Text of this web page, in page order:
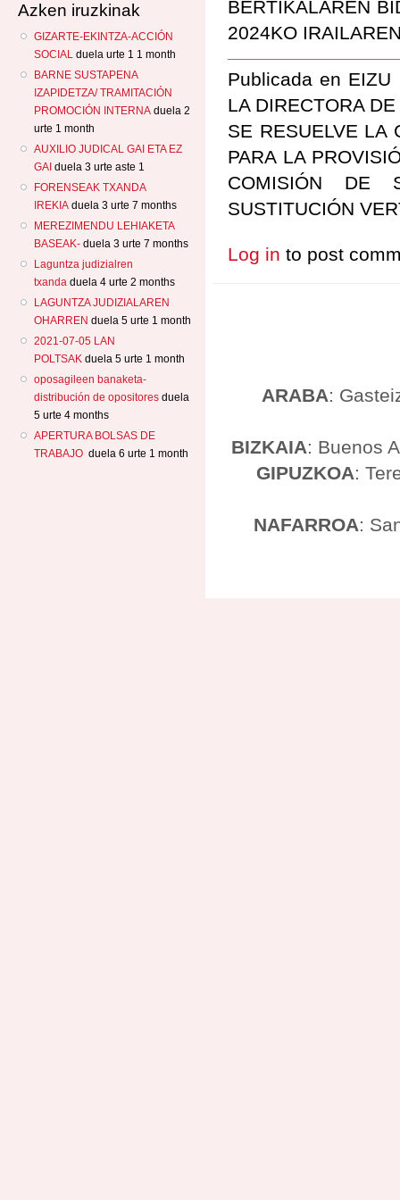
Azken iruzkinak
GIZARTE-EKINTZA-ACCIÓN
SOCIAL duela urte 1 1 month
BARNE SUSTAPENA
IZAPIDETZA/ TRAMITACIÓN
PROMOCIÓN INTERNA duela 2
urte 1 month
AUXILIO JUDICAL GAI ETA EZ
GAI duela 3 urte aste 1
FORENSEAK TXANDA
IREKIA duela 3 urte 7 months
MEREZIMENDU LEHIAKETA
BASEAK- duela 3 urte 7 months
Laguntza judizialren
txanda duela 4 urte 2 months
LAGUNTZA JUDIZIALAREN
OHARREN duela 5 urte 1 month
2021-07-05 LAN
POLTSAK duela 5 urte 1 month
oposagileen banaketa-
distribución de opositores duela
5 urte 4 months
APERTURA BOLSAS DE
TRABAJO duela 6 urte 1 month
BERTIKALAREN
2024KO
Publicada en EIZU
LA DIRECTORA
SE RESUELVE LA
PARA LA
COMISIÓN DE
SUSTITUCIÓN
Log in to post
ARABA:
BIZKAIA: Buenos
GIPUZKOA:
NAFARROA: